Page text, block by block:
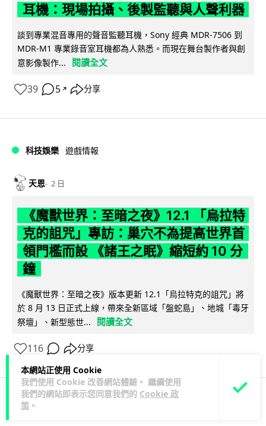
本網站正使用 Cookie
我們使用 Cookie 改善網站體驗。 繼續使用
我們的網站即表示您同意我們的 Cookie 政
策 。
耳機：現場拍攝、後製監聽與人聲利器
談到專業混音專用的聲音監聽耳機，Sony 經典 MDR-7506 到
MDR-M1 專業錄音室耳機都為人熟悉。而現在舞台製作者與創
意影像製作...
閱讀全文
39 5 ↗ 分享
科技娛樂 遊戲情報
天恩 2 日
《魔獸世界：至暗之夜》12.1 「烏拉特
克的詛咒」專訪：巢穴不為提高世界首
領門檻而設 《諸王之眠》縮短約 10 分
鐘
《魔獸世界：至暗之夜》版本更新 12.1「烏拉特克的詛咒」將
於 8 月 13 日正式上線，帶來全新區域「盤蛇島」、地城「毒牙
祭壇」、新型態世...
閱讀全文
116 分享
科技娛樂